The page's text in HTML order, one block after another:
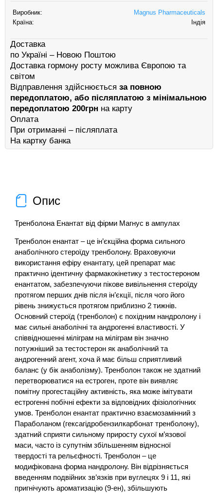
Виробник:
Magnus Pharmaceuticals
Країна:
Індія
Доставка
по Україні – Новою Поштою
Доставка гормону росту можлива Європою та
світом
Відправлення здійснюється за повною
передоплатою, або післяплатою з мінімальною
передоплатою 200грн на карту
Оплата
При отриманні – післяплата
На картку банка
Опис
Тренболона Енантат від фірми Магнус в ампулах
Тренболон енантат – це ін’єкційна форма сильного
анаболічного стероїду тренболону. Враховуючи
використання ефіру енантату, цей препарат має
практично ідентичну фармакокінетику з тестостероном
енантатом, забезпечуючи пікове вивільнення стероїду
протягом перших днів після ін’єкції, після чого його
рівень знижується протягом приблизно 2 тижнів.
Основний стероїд (тренболон) є похідним нандролону і
має сильні анаболічні та андрогенні властивості. У
співвідношенні міліграм на міліграм він значно
потужніший за тестостерон як анаболічний та
андрогенний агент, хоча й має більш сприятливий
баланс (у бік анаболізму). Тренболон також не здатний
перетворюватися на естроген, проте він виявляє
помітну прогестаційну активність, яка може імітувати
естрогенні побічні ефекти за відповідних фізіологічних
умов. Тренболон енантат практично взаємозамінний з
Параболаном (гексагідробензилкарбонат тренболону),
здатний сприяти сильному приросту сухої м’язової
маси, часто із супутнім збільшенням відносної
твердості та рельєфності. Тренболон – це
модифікована форма нандролону. Він відрізняється
введенням подвійних зв’язків при вуглецях 9 і 11, які
пригнічують ароматизацію (9-ен), збільшують